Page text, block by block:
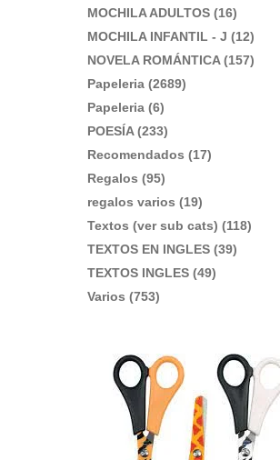
MOCHILA ADULTOS (16)
MOCHILA INFANTIL - J (12)
NOVELA ROMÁNTICA (157)
Papeleria (2689)
Papeleria (6)
POESÍA (233)
Recomendados (17)
Regalos (95)
regalos varios (19)
Textos (ver sub cats) (118)
TEXTOS EN INGLES (39)
TEXTOS INGLES (49)
Varios (753)